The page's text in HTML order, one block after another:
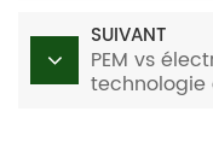
SUIVANT
PEM vs
technologie